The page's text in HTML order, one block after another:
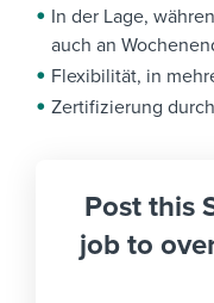
In der Lage,
auch an
Flexibilität, in
Zertifizierung
Post this
job to